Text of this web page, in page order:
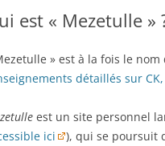
est « Mezetulle »
» est à la fois le
détaillés sur
est un site personnel
ici
), qui se poursuit